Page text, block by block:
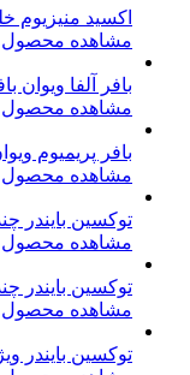
اکسید منیزیوم خلوص 83
مشاهده محصول
بافر آلفا ویوان
مشاهده محصول
بافر پریمیوم
مشاهده محصول
توکسین بایندر
مشاهده محصول
توکسین بایندر
مشاهده محصول
توکسین بایندر